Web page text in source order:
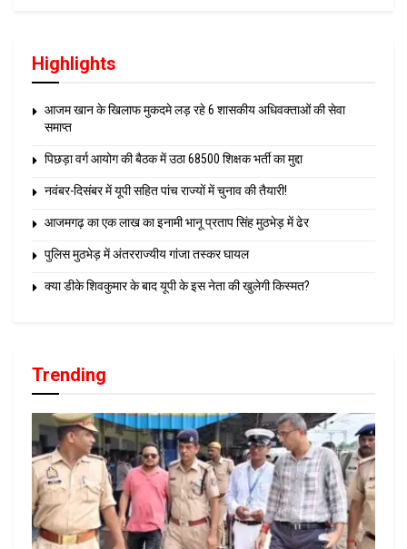
Highlights
आजम खान के खिलाफ मुकदमे लड़ रहे 6 शासकीय अधिवक्ताओं की सेवा
समाप्त
पिछड़ा वर्ग आयोग की बैठक में उठा 68500 शिक्षक भर्ती का मुद्दा
नवंबर-दिसंबर में यूपी सहित पांच राज्यों में चुनाव की तैयारी!
आजमगढ़ का एक लाख का इनामी भानू प्रताप सिंह मुठभेड़ में ढेर
पुलिस मुठभेड़ में अंतरराज्यीय गांजा तस्कर घायल
क्या डीके शिवकुमार के बाद यूपी के इस नेता की खुलेगी किस्मत?
Trending